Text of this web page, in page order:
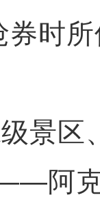
券时
区
阿